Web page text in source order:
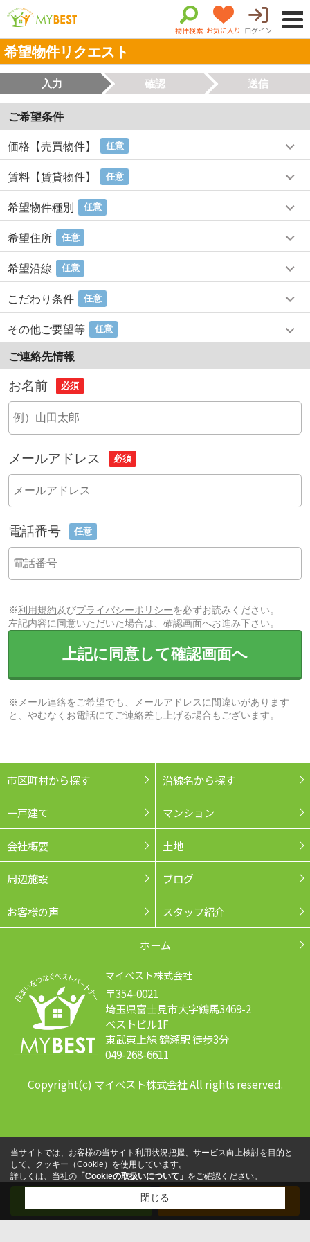
物件検索 お気に入り ログイン
希望物件リクエスト
入力 確認 送信
ご希望条件
価格【売買物件】 任意
賃料【賃貸物件】 任意
希望物件種別 任意
希望住所 任意
希望沿線 任意
こだわり条件 任意
その他ご要望等 任意
ご連絡先情報
お名前 必須
メールアドレス 必須
電話番号 任意
※利用規約及びプライバシーポリシーを必ずお読みください。
左記内容に同意いただいた場合は、確認画面へお進み下さい。
上記に同意して確認画面へ
※メール連絡をご希望でも、メールアドレスに間違いがあります
と、やむなくお電話にてご連絡差し上げる場合もございます。
市区町村から探す 沿線名から探す
一戸建て マンション
会社概要 土地
周辺施設 ブログ
お客様の声 スタッフ紹介
ホーム
マイベスト株式会社
〒354-0021
埼玉県富士見市大字鶴馬3469-2
ベストビル1F
東武東上線 鶴瀬駅 徒歩3分
049-268-6611
Copyright(c) マイベスト株式会社 All rights reserved.
当サイトでは、お客様の当サイト利用状況把握、サービス向上検討を目的と
して、クッキー（Cookie）を使用しています。
詳しくは、当社の 「Cookieの取扱いについて」 をご確認ください。
閉じる